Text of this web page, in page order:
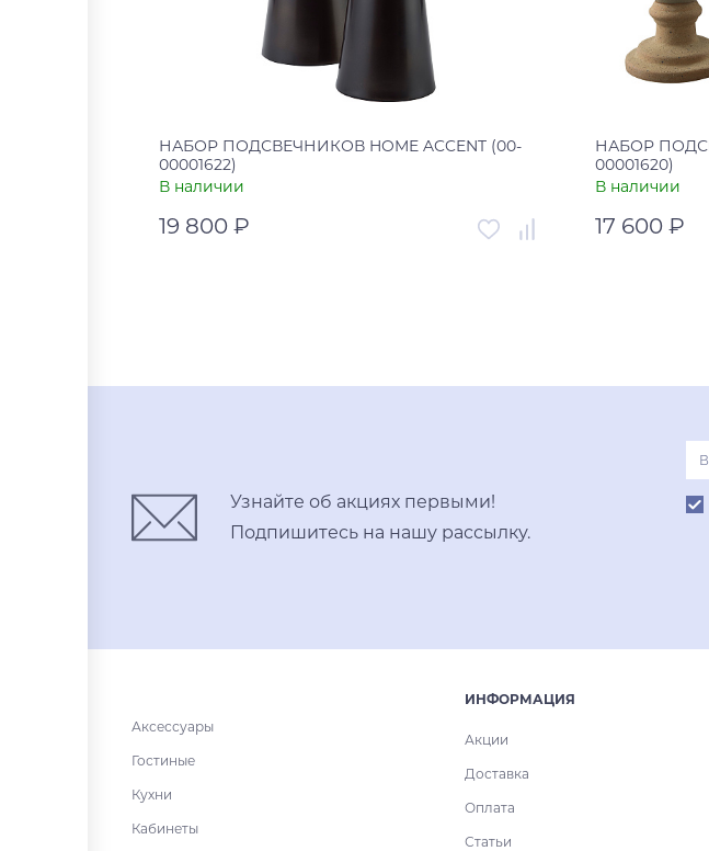
НАБОР ПОДСВЕЧНИКОВ HOME ACCENT (00-
00001622)
В наличии
19 800 ₽
Купить в один клик
НАБОР
00001620)
В наличии
17 600 ₽
Узнайте об акциях первыми!
Подпишитесь на нашу рассылку.
Аксессуары
Гостиные
Кухни
Кабинеты
ИНФОРМАЦИЯ
Акции
Доставка
Оплата
Статьи